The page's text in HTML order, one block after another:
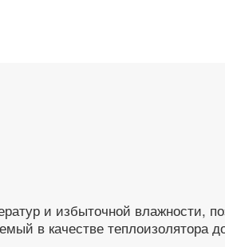
и избыточной влажности,
в качестве теплоизолятора